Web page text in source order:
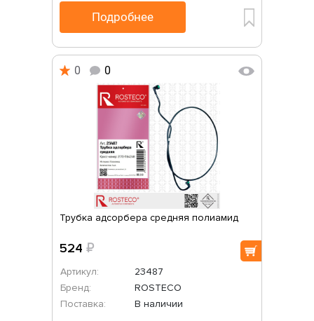
Подробнее
0 0
Трубка адсорбера средняя полиамид
524 ₽
Артикул:
23487
Бренд:
ROSTECO
Поставка:
В наличии